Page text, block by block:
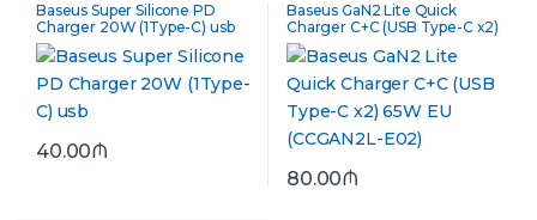
Baseus Super Silicone PD
Charger 20W (1Type-C) usb
40.00₼
Baseus GaN2 Lite Quick
Charger C+C (USB Type-C x2)
65W EU (CCGAN2L-E02)
80.00₼